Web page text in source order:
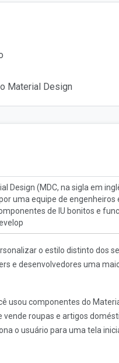
Material Design
Design (MDC, na sigla em
uma equipe de engenheiros
de IU bonitos e
o estilo distinto dos
e desenvolvedores uma
usou componentes do
roupas e artigos
o usuário para uma tela